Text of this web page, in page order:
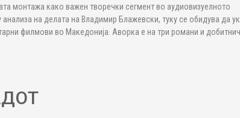
монтажа како важен творечки сегмент во аудиовизуелното
на делата на Владимир Блажевски, туку се обидува да
филмови во Македонија. Аворка е на три романи и